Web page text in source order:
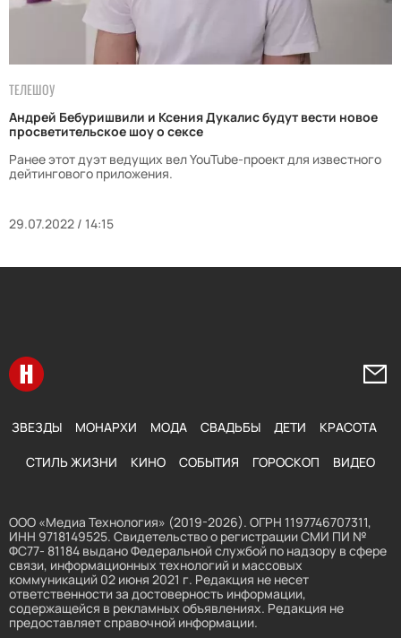
ТЕЛЕШОУ
Андрей Бебуришвили и Ксения Дукалис будут вести новое
просветительское шоу о сексе
Ранее этот дуэт ведущих вел YouTube-проект для известного
дейтингового приложения.
29.07.2022 / 14:15
Перейти на главную
ЗВЕЗДЫ МОНАРХИ МОДА СВАДЬБЫ ДЕТИ КРАСОТА
СТИЛЬ ЖИЗНИ КИНО СОБЫТИЯ ГОРОСКОП ВИДЕО
ООО «Медиа Технология» (2019-2026). ОГРН 1197746707311,
ИНН 9718149525. Свидетельство о регистрации СМИ ПИ №
ФС77- 81184 выдано Федеральной службой по надзору в сфере
связи, информационных технологий и массовых
коммуникаций 02 июня 2021 г. Редакция не несет
ответственности за достоверность информации,
содержащейся в рекламных объявлениях. Редакция не
предоставляет справочной информации.